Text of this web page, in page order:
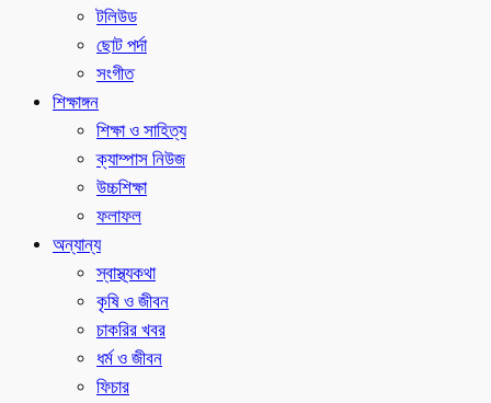
টলিউড
ছোট পর্দা
সংগীত
শিক্ষাঙ্গন
শিক্ষা ও সাহিত্য
ক্যাম্পাস নিউজ
উচ্চশিক্ষা
ফলাফল
অন্যান্য
স্বাস্থ্যকথা
কৃষি ও জীবন
চাকরির খবর
ধর্ম ও জীবন
ফিচার